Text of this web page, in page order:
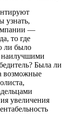
узнать,
—
то где
ли было
наилучшими
Была ли
возможные
увеличения